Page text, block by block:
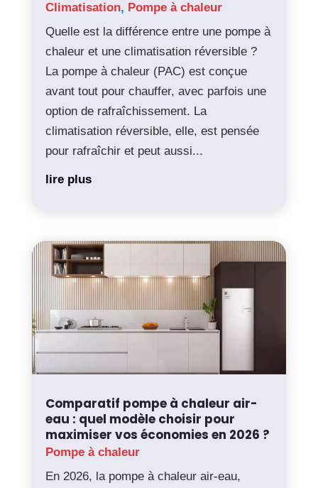
Climatisation, Pompe à chaleur
Quelle est la différence entre une pompe à
chaleur et une climatisation réversible ?
La pompe à chaleur (PAC) est conçue
avant tout pour chauffer, avec parfois une
option de rafraîchissement. La
climatisation réversible, elle, est pensée
pour rafraîchir et peut aussi...
lire plus
Comparatif pompe à chaleur air-
eau : quel modèle choisir pour
maximiser vos économies en 2026 ?
Pompe à chaleur
En 2026, la pompe à chaleur air-eau,